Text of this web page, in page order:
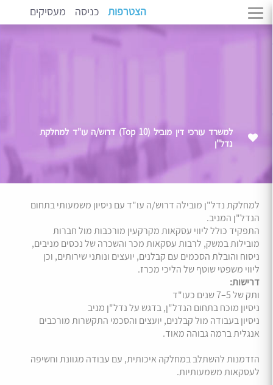
הצטרפות כניסה מעסיקים
למשרד עורכי דין מוביל (Top 10) דרוש/ה עו"ד למחלקת
נדל"ן
למחלקת נדל"ן מובילה דרוש/ה עו"ד עם ניסיון משמעותי בתחום
הנדל"ן המניב.
התפקיד כולל ליווי עסקאות מקרקעין מורכבות מול חברות
מובילות במשק, לרבות עסקאות מכר והשכרה של נכסים מניבים,
ניסוח והובלת הסכמים עם קבלנים, יועצים ונותני שירותים, וכן
ליווי משפטי שוטף של הליכי מכרז.
דרישות:
ותק של 5–7 שנים כעו"ד
ניסיון מוכח בתחום הנדל"ן, בדגש על נדל"ן מניב
ניסיון בעבודה מול קבלנים, יועצים והסכמי התקשרות מורכבים
אנגלית ברמה גבוהה מאוד.
הזדמנות להשתלב במחלקה איכותית, עם עבודה מגוונת וחשיפה
לעסקאות משמעותיות.